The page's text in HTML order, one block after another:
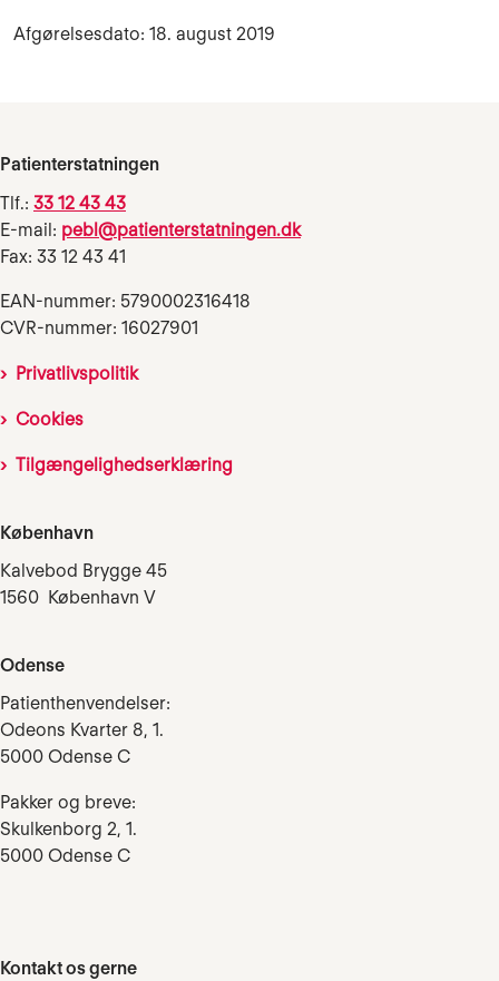
Afgørelsesdato: 18. august 2019
Patienterstatningen
Tlf.: 33 12 43 43
E-mail: pebl@patienterstatningen.dk
Fax: 33 12 43 41
EAN-nummer: 5790002316418
CVR-nummer: 16027901
Privatlivspolitik
Cookies
Tilgængelighedserklæring
København
Kalvebod Brygge 45
1560 København V
Odense
Patienthenvendelser:
Odeons Kvarter 8, 1.
5000 Odense C
Pakker og breve:
Skulkenborg 2, 1.
5000 Odense C
Kontakt os gerne